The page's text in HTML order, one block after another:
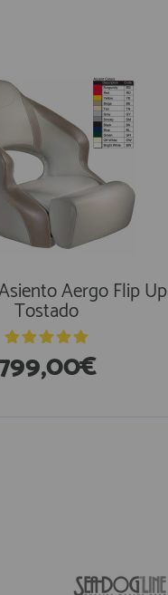
Aergo Flip Up
Tostado